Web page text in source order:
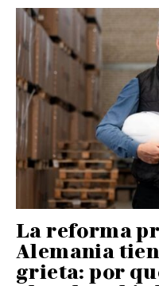
La reforma
Alemania
grieta: por